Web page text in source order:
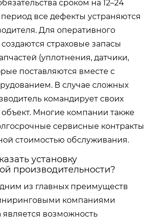
сроком на 12–24
период все дефекты устраняются
Для оперативного
страховые запасы
(уплотнения, датчики,
поставляются вместе с
В случае сложных
командирует своих
Многие компании также
сервисные контракты
стоимостью обслуживания.
установку
производительности?
из главных преимуществ
компаниями
является возможность